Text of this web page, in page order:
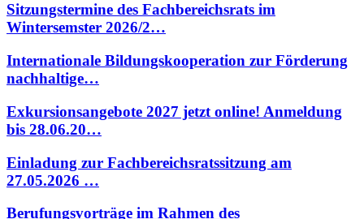
Sitzungstermine des Fachbereichsrats im
Wintersemster 2026/2…
Internationale Bildungskooperation zur Förderung
nachhaltige…
Exkursionsangebote 2027 jetzt online! Anmeldung
bis 28.06.20…
Einladung zur Fachbereichsratssitzung am
27.05.2026 …
Berufungsvorträge im Rahmen des